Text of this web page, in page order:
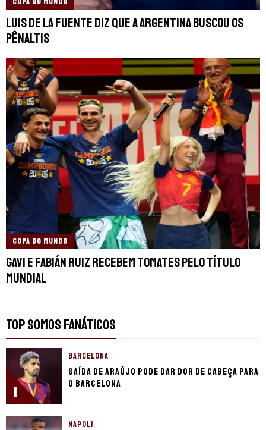
COPA DO MUNDO
Luis de la Fuente diz que a Argentina buscou os
pênaltis
COPA DO MUNDO
Gavi e Fabián Ruiz recebem tomates pelo título
Mundial
TOP SOMOS FANÁTICOS
1
BARCELONA
Saída de Araújo pode dar dor de cabeça para
o Barcelona
NAPOLI